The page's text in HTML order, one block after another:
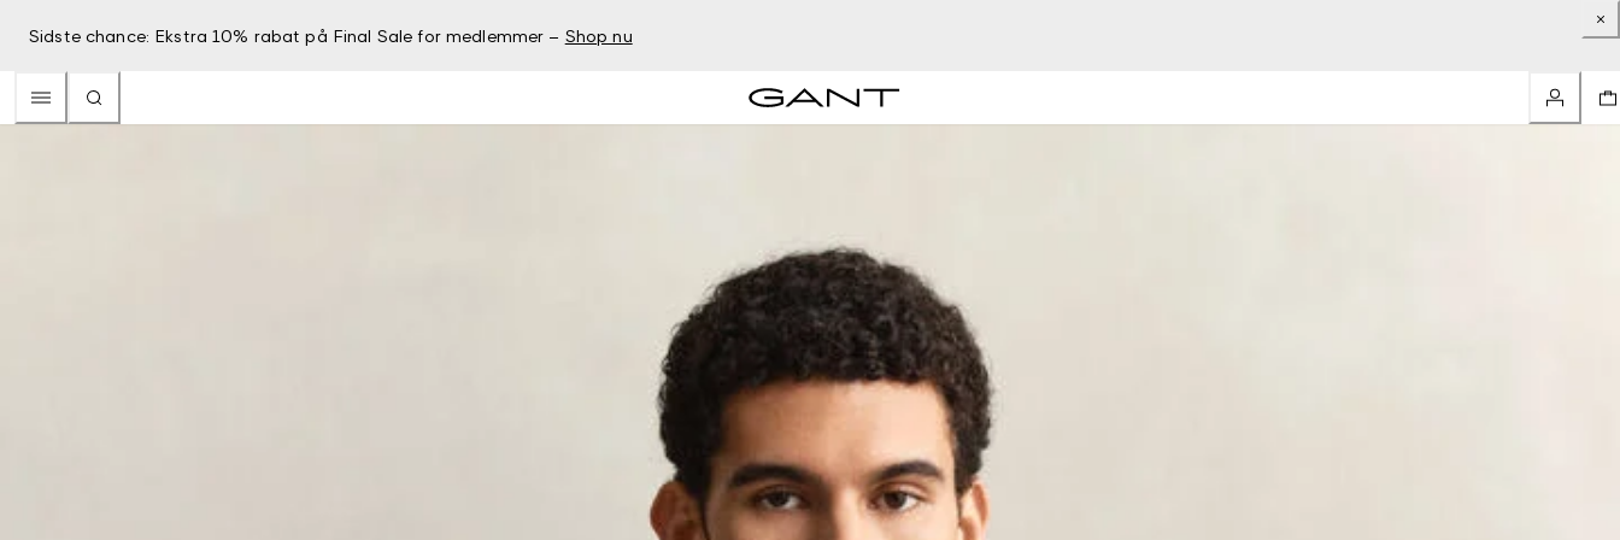
Sidste chance: Ekstra 10% rabat på Final Sale for medlemmer – Shop nu